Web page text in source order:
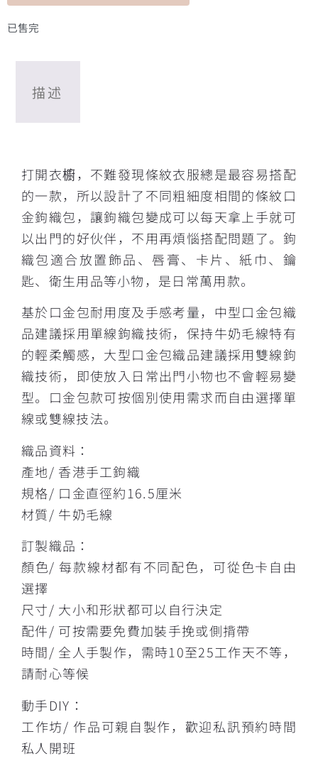
已售完
描述
打開衣櫥，不難發現條紋衣服總是最容易搭配
的一款，所以設計了不同粗細度相間的條紋口
金鉤織包，讓鉤織包變成可以每天拿上手就可
以出門的好伙伴，不用再煩惱搭配問題了。鉤
織包適合放置飾品、唇膏、卡片、紙巾、鑰
匙、衛生用品等小物，是日常萬用款。
基於口金包耐用度及手感考量，中型口金包織
品建議採用單線鉤織技術，保持牛奶毛線特有
的輕柔觸感，大型口金包織品建議採用雙線鉤
織技術，即使放入日常出門小物也不會輕易變
型。口金包款可按個別使用需求而自由選擇單
線或雙線技法。
織品資料：
產地/ 香港手工鉤織
規格/ 口金直徑約16.5厘米
材質/ 牛奶毛線
訂製織品：
顏色/ 每款線材都有不同配色，可從色卡自由
選擇
尺寸/ 大小和形狀都可以自行決定
配件/ 可按需要免費加裝手挽或側揹帶
時間/ 全人手製作，需時10至25工作天不等，
請耐心等候
動手DIY：
工作坊/ 作品可親自製作，歡迎私訊預約時間
私人開班